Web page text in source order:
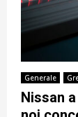
Generale
Nissan